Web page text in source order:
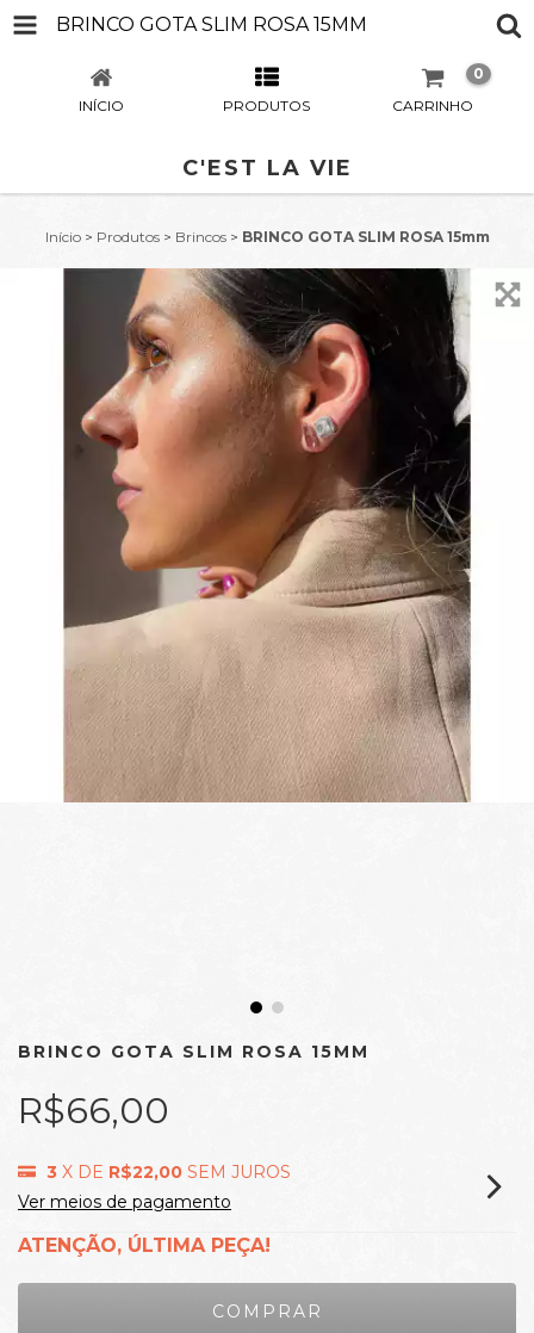
BRINCO GOTA SLIM ROSA 15MM
INÍCIO PRODUTOS CARRINHO
0
C'EST LA VIE
Início > Produtos > Brincos > BRINCO GOTA SLIM ROSA 15mm
BRINCO GOTA SLIM ROSA 15MM
R$66,00
3 X DE R$22,00 SEM JUROS
Ver meios de pagamento
ATENÇÃO, ÚLTIMA PEÇA!